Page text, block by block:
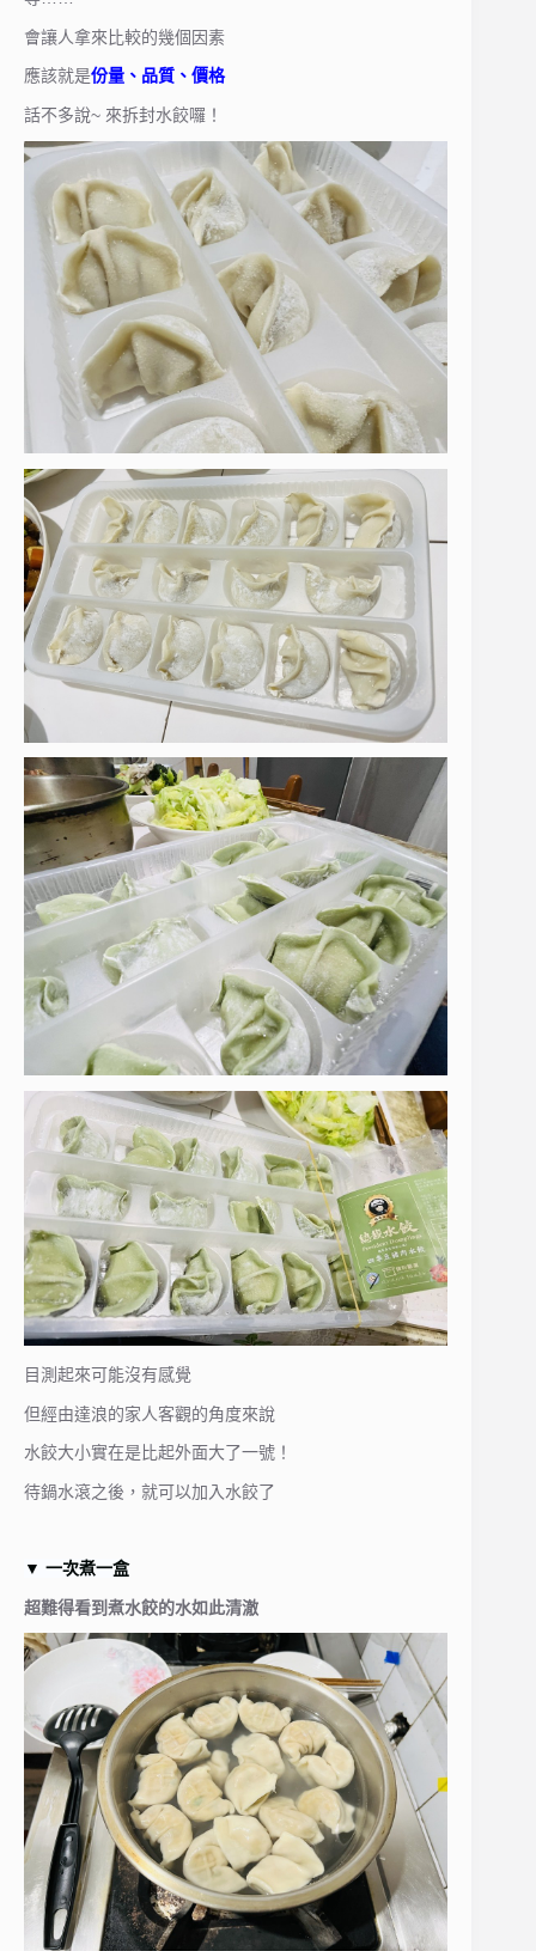
會讓人拿來比較的幾個因素
應該就是份量、品質、價格
話不多說~ 來拆封水餃囉！
目測起來可能沒有感覺
但經由達浪的家人客觀的角度來說
水餃大小實在是比起外面大了一號！
待鍋水滾之後，就可以加入水餃了
▼ 一次煮一盒
超難得看到煮水餃的水如此清澈